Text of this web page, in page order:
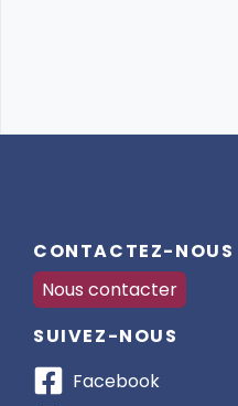
CONTACTEZ-NOUS
Nous contacter
SUIVEZ-NOUS
Facebook